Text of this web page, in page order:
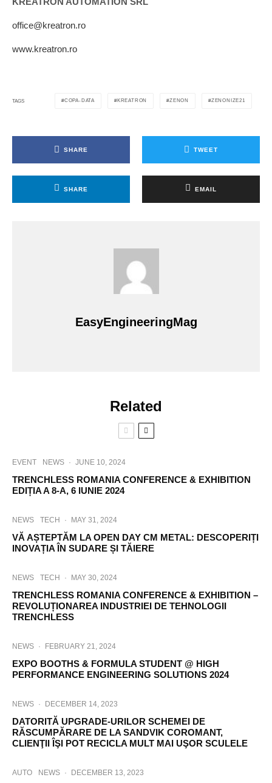
office@kreatron.ro
www.kreatron.ro
TAGS COPA-DATA KREATRON ZENON ZENONIZE21
SHARE TWEET
SHARE EMAIL
EasyEngineeringMag
Related
EVENT NEWS · JUNE 10, 2024
TRENCHLESS ROMANIA CONFERENCE & EXHIBITION
EDIȚIA A 8-A, 6 IUNIE 2024
NEWS TECH · MAY 31, 2024
VĂ AȘTEPTĂM LA OPEN DAY CM METAL: DESCOPERIȚI
INOVAȚIA ÎN SUDARE ȘI TĂIERE
NEWS TECH · MAY 30, 2024
TRENCHLESS ROMANIA CONFERENCE & EXHIBITION –
REVOLUȚIONAREA INDUSTRIEI DE TEHNOLOGII
TRENCHLESS
NEWS · FEBRUARY 21, 2024
EXPO BOOTHS & FORMULA STUDENT @ HIGH
PERFORMANCE ENGINEERING SOLUTIONS 2024
NEWS · DECEMBER 14, 2023
DATORITĂ UPGRADE-URILOR SCHEMEI DE
RĂSCUMPĂRARE DE LA SANDVIK COROMANT,
CLIENŢII ÎŞI POT RECICLA MULT MAI UŞOR SCULELE
AUTO NEWS · DECEMBER 13, 2023